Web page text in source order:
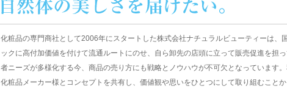
化粧品の専門商社として2006年にスタートした株式会社ナチュラルビューティーは、
ックに高付加価値を付けて流通ルートにのせ、自ら卸先の店頭に立って販売促進を担
者ニーズが多様化する今、商品の売り方にも戦略とノウハウが不可欠となっています
化粧品メーカー様とコンセプトを共有し、価値観や思いをひとつにして取り組むこと